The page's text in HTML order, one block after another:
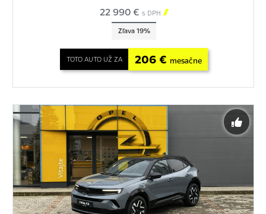
22 990 € s DPH 
Zľava 19%
TOTO AUTO UŽ ZA 206 € mesačne